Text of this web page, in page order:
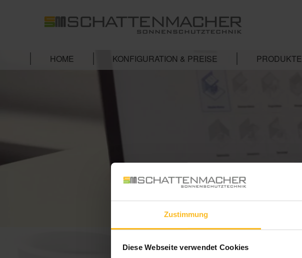
Zustimmung
Diese Webseite verwendet Cookies
HOME KONFIGURATION & PREISE PRODUKTE
ANGEBOTSRECHNER